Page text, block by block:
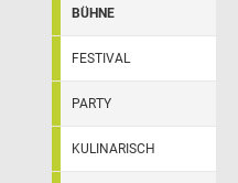
BÜHNE
FESTIVAL
PARTY
KULINARISCH